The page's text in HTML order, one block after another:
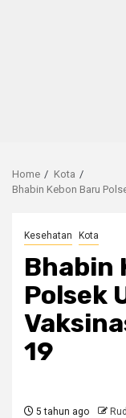
Home
Kota
Bhabin Kebon Baru
Kesehatan Kota
Bhabin
Polsek
19
5 tahun ago